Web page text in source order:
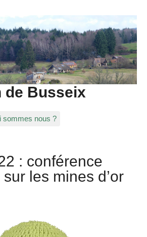
de Busseix
sommes nous ?
: conférence
les mines d’or